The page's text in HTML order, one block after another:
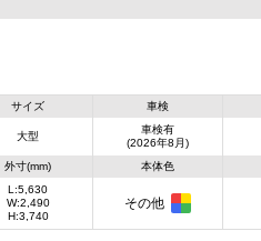
サイズ
大型
車検
車検有
(2026年8月)
外寸(mm)
L:5,630
W:2,490
H:3,740
本体色
その他